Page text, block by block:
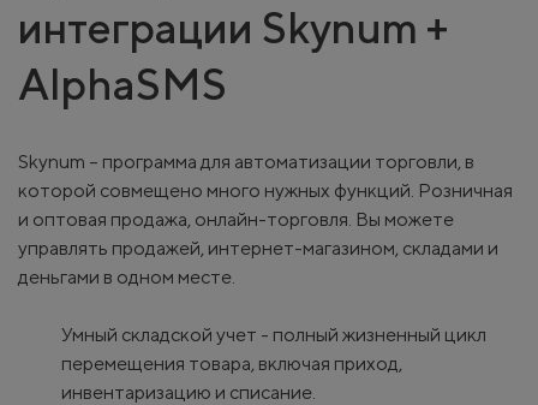
интеграции Skynum +
AlphaSMS
Skynum – программа для автоматизации торговли, в
которой совмещено много нужных функций. Розничная
и оптовая продажа, онлайн-торговля. Вы можете
управлять продажей, интернет-магазином, складами и
деньгами в одном месте.
Умный складской учет - полный жизненный цикл
перемещения товара, включая приход,
инвентаризацию и списание.